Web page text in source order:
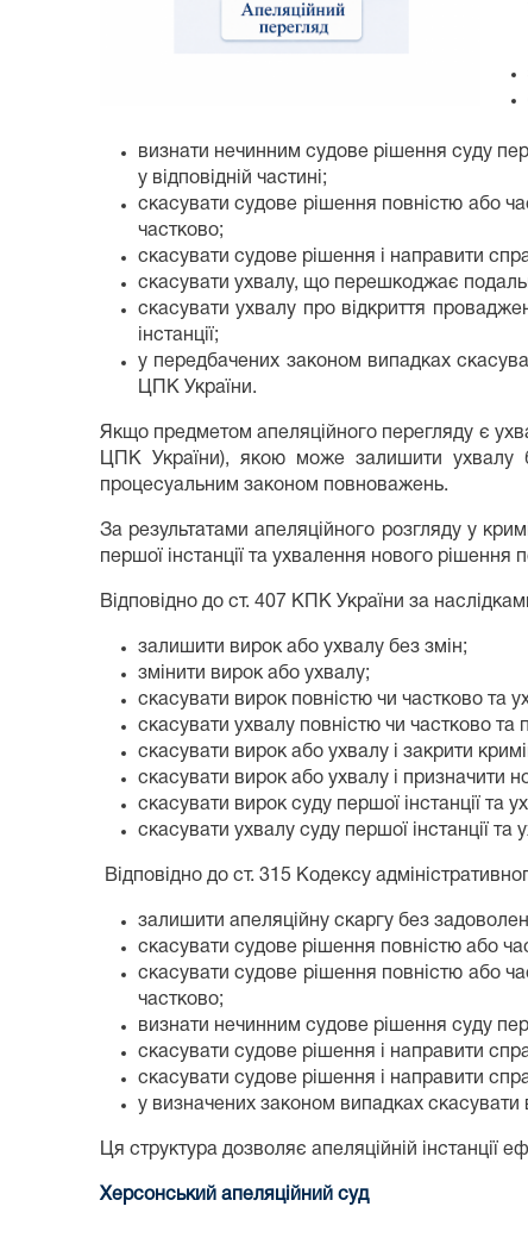
визнати нечинним судове рішення суду
у відповідній частині;
скасувати судове рішення повністю або
частково;
скасувати судове рішення і направити
скасувати ухвалу, що перешкоджає
скасувати ухвалу про відкриття
інстанції;
у передбачених законом випадках
ЦПК України.
Якщо предметом апеляційного перегляду є
ЦПК України), якою може залишити ухвалу
процесуальним законом повноважень.
️За результатами апеляційного розгляду у
першої інстанції та ухвалення нового
Відповідно до ст. 407 КПК України за
залишити вирок або ухвалу без змін;
змінити вирок або ухвалу;
скасувати вирок повністю чи частково та
скасувати ухвалу повністю чи частково та
скасувати вирок або ухвалу і закрити
скасувати вирок або ухвалу і призначити
скасувати вирок суду першої інстанції та
скасувати ухвалу суду першої інстанції та
Відповідно до ст. 315 Кодексу
залишити апеляційну скаргу без
скасувати судове рішення повністю або
скасувати судове рішення повністю або
частково;
визнати нечинним судове рішення суду
скасувати судове рішення і направити
скасувати судове рішення і направити
у визначених законом випадках
Ця структура дозволяє апеляційній інстанції
Херсонський апеляційний суд